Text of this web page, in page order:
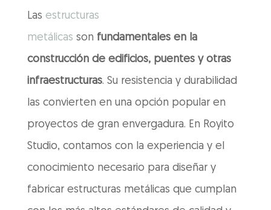
Las estructuras
metálicas son fundamentales en la
construcción de edificios, puentes y otras
infraestructuras. Su resistencia y durabilidad
las convierten en una opción popular en
proyectos de gran envergadura. En Royito
Studio, contamos con la experiencia y el
conocimiento necesario para diseñar y
fabricar estructuras metálicas que cumplan